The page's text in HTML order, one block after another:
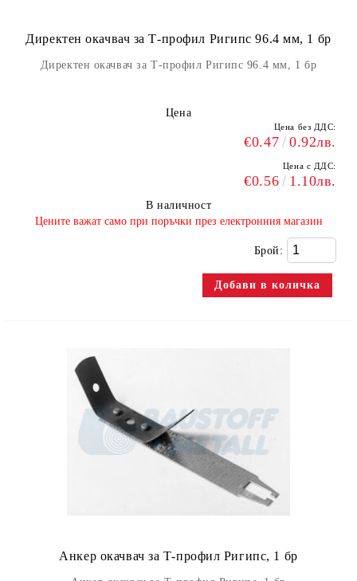
Директен окачвач за Т-профил Ригипс 96.4 мм, 1 бр
Директен окачвач за Т-профил Ригипс 96.4 мм, 1 бр
Цена
Цена без ДДС:
€0.47 0.92лв.
Цена с ДДС:
€0.56 1.10лв.
В наличност
​Цените важат само при поръчки през електронния магазин
Брой:
Анкер окачвач за Т-профил Ригипс, 1 бр